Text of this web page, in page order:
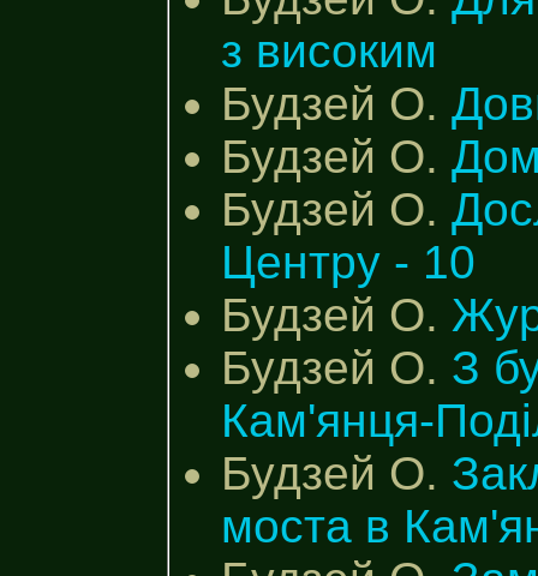
з високим
Будзей О.
Будзей О.
Будзей О.
Центру - 10
Будзей О.
Будзей О. З
Кам'янця-
Будзей О.
моста в